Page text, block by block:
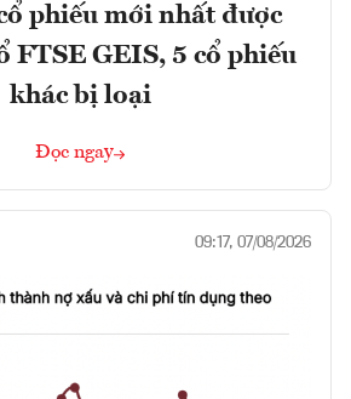
phiếu mới nhất được
FTSE GEIS, 5 cổ phiếu
khác bị loại
Đọc ngay
09:17, 07/08/2026